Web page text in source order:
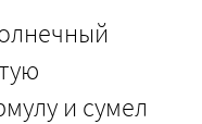
и сумел